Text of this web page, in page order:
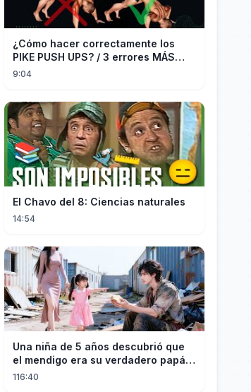
¿Cómo hacer correctamente los
PIKE PUSH UPS? / 3 errores MÁS
9:04
El Chavo del 8: Ciencias naturales
14:54
Una niña de 5 años descubrió que
el mendigo era su verdadero papá y
salvó a su familia
116:40